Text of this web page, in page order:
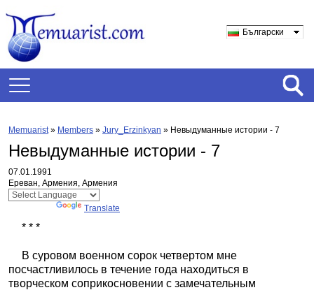
Български
Memuarist» Members » Jury_Erzinkyan » Невыдуманные истории - 7
Невыдуманные истории - 7
07.01.1991
Ереван, Армения, Армения
Translate
* * *
В суровом военном сорок четвертом мне
посчастливилось в течение года находиться в
творческом соприкосновении с замечательным